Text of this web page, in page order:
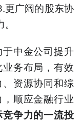
更广阔的股东协
中金公司提升
务布局，有效
资源协同和综
顺应金融行业
争力的一流投